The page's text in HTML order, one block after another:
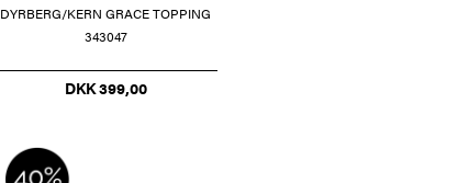
DYRBERG/KERN GRACE TOPPING
343047
DKK 399,00